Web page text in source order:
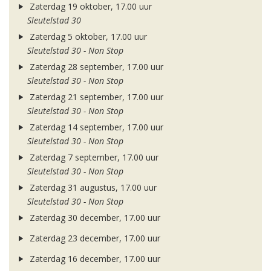
Zaterdag 19 oktober, 17.00 uur
Sleutelstad 30
Zaterdag 5 oktober, 17.00 uur
Sleutelstad 30 - Non Stop
Zaterdag 28 september, 17.00 uur
Sleutelstad 30 - Non Stop
Zaterdag 21 september, 17.00 uur
Sleutelstad 30 - Non Stop
Zaterdag 14 september, 17.00 uur
Sleutelstad 30 - Non Stop
Zaterdag 7 september, 17.00 uur
Sleutelstad 30 - Non Stop
Zaterdag 31 augustus, 17.00 uur
Sleutelstad 30 - Non Stop
Zaterdag 30 december, 17.00 uur
Zaterdag 23 december, 17.00 uur
Zaterdag 16 december, 17.00 uur